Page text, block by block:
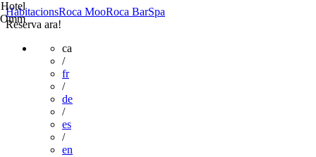
HabitacionsRoca MooRoca BarSpa
Reserva ara!
ca
/
fr
/
de
/
es
/
en
Hotel
Omm